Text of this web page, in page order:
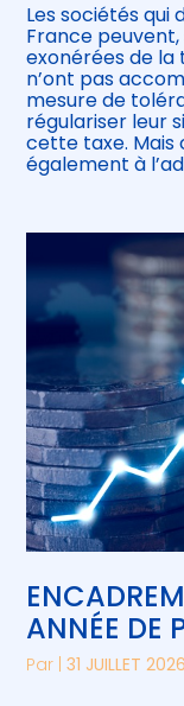
Les sociétés qui
France
exonérées de la
n’ont pas
mesure de
régulariser leur
cette taxe. Mais
également à
ANNÉE DE
Par |31 JUILLET 2026